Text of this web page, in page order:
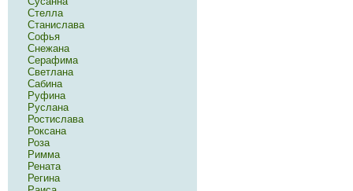
Стелла
Станислава
Софья
Снежана
Серафима
Светлана
Сабина
Руфина
Руслана
Ростислава
Роксана
Роза
Римма
Рената
Регина